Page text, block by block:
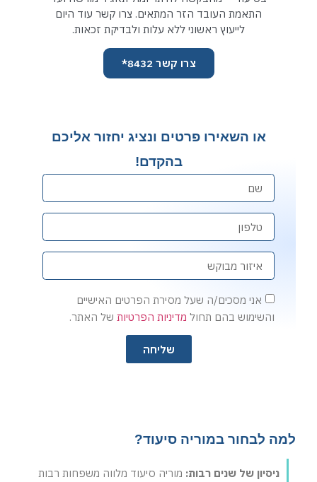
התאמת העובד הזר המתאים. צרו קשר עוד היום
לייעוץ ראשוני ללא עלות ולבדיקת זכאות.
צרו קשר 8432*
או השאירו פרטים ונציג יחזור אליכם
בהקדם!
אני מסכים/ה שעל מסירת הפרטים האישיים
והשימוש בהם תחול מדיניות הפרטיות של האתר.
שליחה
למה לבחור במוריה סיעוד?
ניסיון של שנים רבות: מוריה סיעוד מלווה משפחות רבות